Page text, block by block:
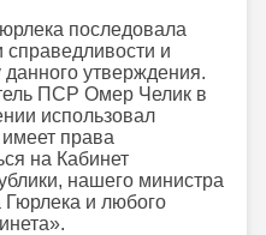
последовала
справедливости и
утверждения.
ПСР Омер Челик в
использовал
права
на Кабинет
нашего министра
и любого